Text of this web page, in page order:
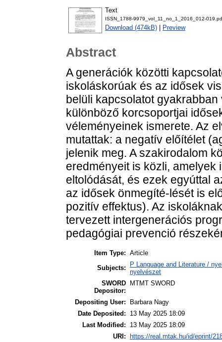
Text
ISSN_1788-9979_vol_11_no_1_2016_012-
Download (474kB) Preview
Abstract
A generációk közötti
iskoláskorúak és az idősek
belüli kapcsolatot
különböző korcsoportjai
véleményeinek ismerete. Az
mutattak: a negatív előítélet
jelenik meg. A szakirodalom
eredményeit is közli,
eltolódását, és ezek egyúttal
az idősek önmegíté-lését is
pozitív effektus). Az
tervezett intergenerációs
pedagógiai prevenció
Item Type: Article
Subjects:
P Language and Literature /
nyelvészet
SWORD
Depositor:
MTMT SWORD
Depositing User:
Barbara Nagy
Date Deposited:
13 May 2025 18:09
Last Modified:
13 May 2025 18:09
URI: https://real.mtak.hu/id/eprint/